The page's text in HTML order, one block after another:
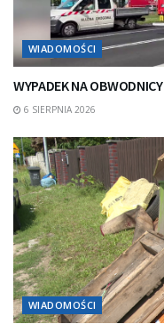
WIADOMOŚCI
WYPADEK NA OBWODNICY
6 SIERPNIA 2026
WIADOMOŚCI